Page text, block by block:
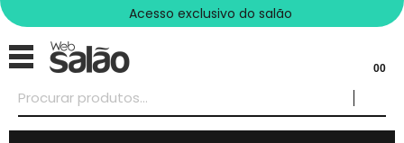
Acesso exclusivo do salão
00